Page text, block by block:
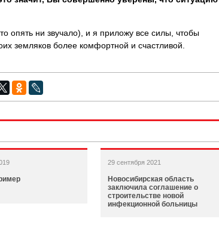
опять ни звучало), и я приложу все силы, чтобы
земляков более комфортной и счастливой.
29 сентября 2021
Новосибирская область
заключила соглашение о
строительстве новой
инфекционной больницы